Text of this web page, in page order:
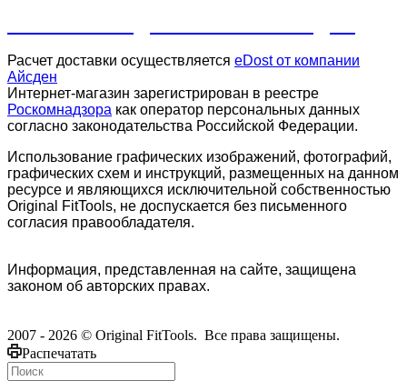
Расчет доставки осуществляется eDost от компании
Айсден
Интернет-магазин зарегистрирован в реестре
Роскомнадзора как оператор персональных данных
согласно законодательства Российской Федерации.
Использование графических изображений, фотографий,
графических схем и инструкций, размещенных на данном
ресурсе и являющихся исключительной собственностью
Original FitTools, не доспускается без письменного
согласия правообладателя.
Информация, представленная на сайте, защищена
законом об авторских правах.
2007 - 2026 © Original FitTools. Все права защищены.
Распечатать